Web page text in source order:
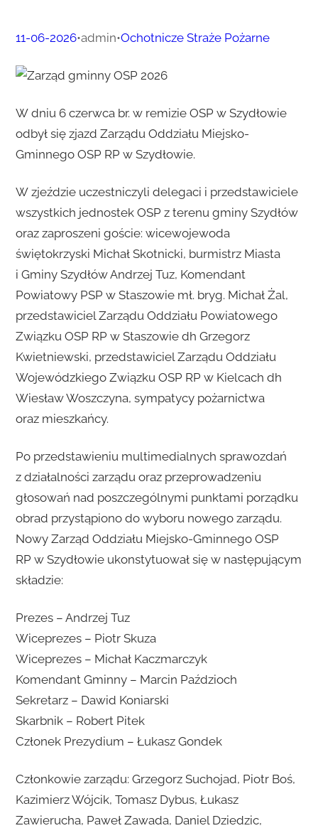
11-06-2026•admin•Ochotnicze Straże Pożarne
W dniu 6 czerwca br. w remizie OSP w Szydłowie
odbył się zjazd Zarządu Oddziału Miejsko-
Gminnego OSP RP w Szydłowie.
W zjeździe uczestniczyli delegaci i przedstawiciele
wszystkich jednostek OSP z terenu gminy Szydłów
oraz zaproszeni goście: wicewojewoda
świętokrzyski Michał Skotnicki, burmistrz Miasta
i Gminy Szydłów Andrzej Tuz, Komendant
Powiatowy PSP w Staszowie mł. bryg. Michał Żal,
przedstawiciel Zarządu Oddziału Powiatowego
Związku OSP RP w Staszowie dh Grzegorz
Kwietniewski, przedstawiciel Zarządu Oddziału
Wojewódzkiego Związku OSP RP w Kielcach dh
Wiesław Woszczyna, sympatycy pożarnictwa
oraz mieszkańcy.
Po przedstawieniu multimedialnych sprawozdań
z działalności zarządu oraz przeprowadzeniu
głosowań nad poszczególnymi punktami porządku
obrad przystąpiono do wyboru nowego zarządu.
Nowy Zarząd Oddziału Miejsko-Gminnego OSP
RP w Szydłowie ukonstytuował się w następującym
składzie:
Prezes – Andrzej Tuz
Wiceprezes – Piotr Skuza
Wiceprezes – Michał Kaczmarczyk
Komendant Gminny – Marcin Paździoch
Sekretarz – Dawid Koniarski
Skarbnik – Robert Pitek
Członek Prezydium – Łukasz Gondek
Członkowie zarządu: Grzegorz Suchojad, Piotr Boś,
Kazimierz Wójcik, Tomasz Dybus, Łukasz
Zawierucha, Paweł Zawada, Daniel Dziedzic,